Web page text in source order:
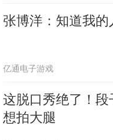
张博洋：知道我
亿通电子游戏
这脱口秀绝了！
想拍大腿